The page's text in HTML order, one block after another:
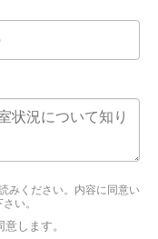
みください。内容に同意い
い。
します。